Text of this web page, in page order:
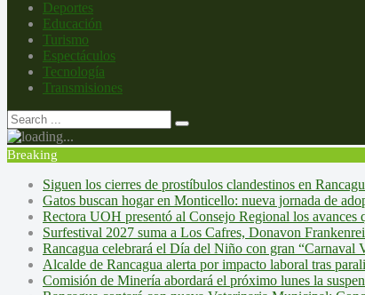
Deportes
Educación
Turismo
Espectáculos
Tecnología
Transmisiones
Breaking
Siguen los cierres de prostíbulos clandestinos en
Gatos buscan hogar en Monticello: nueva jornada de
Rectora UOH presentó al Consejo Regional los avances
Surfestival 2027 suma a Los Cafres, Donavon
Rancagua celebrará el Día del Niño con gran “Carnaval
Alcalde de Rancagua alerta por impacto laboral tras
Comisión de Minería abordará el próximo lunes la